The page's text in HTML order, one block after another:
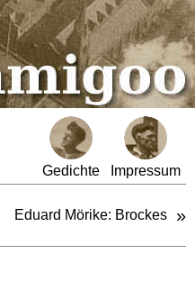
Gedichte Impressum
Eduard Mörike: Brockes »